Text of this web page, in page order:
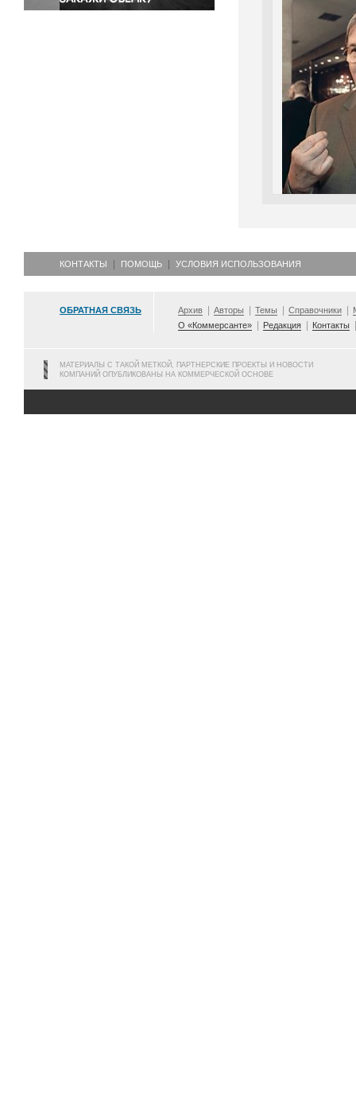
КОНТАКТЫ ПОМОЩЬ УСЛОВИЯ ИСПОЛЬЗОВАНИЯ
ОБРАТНАЯ СВЯЗЬ Архив Авторы Темы Справочники
О «Коммерсанте»
Редакция Контакты
МАТЕРИАЛЫ С ТАКОЙ МЕТКОЙ, ПАРТНЕРСКИЕ ПРОЕКТЫ И НОВОСТИ
КОМПАНИЙ ОПУБЛИКОВАНЫ НА КОММЕРЧЕСКОЙ ОСНОВЕ